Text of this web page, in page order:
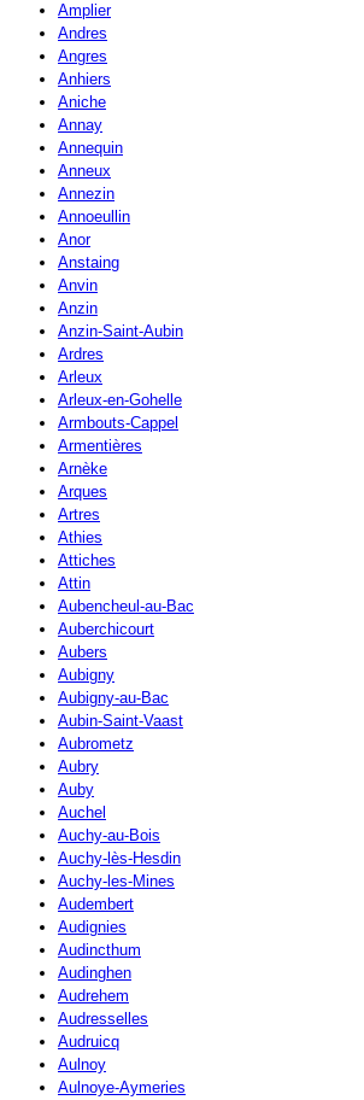
Amplier
Andres
Angres
Anhiers
Aniche
Annay
Annequin
Anneux
Annezin
Annoeullin
Anor
Anstaing
Anvin
Anzin
Anzin-Saint-Aubin
Ardres
Arleux
Arleux-en-Gohelle
Armbouts-Cappel
Armentières
Arnèke
Arques
Artres
Athies
Attiches
Attin
Aubencheul-au-Bac
Auberchicourt
Aubers
Aubigny
Aubigny-au-Bac
Aubin-Saint-Vaast
Aubrometz
Aubry
Auby
Auchel
Auchy-au-Bois
Auchy-lès-Hesdin
Auchy-les-Mines
Audembert
Audignies
Audincthum
Audinghen
Audrehem
Audresselles
Audruicq
Aulnoy
Aulnoye-Aymeries